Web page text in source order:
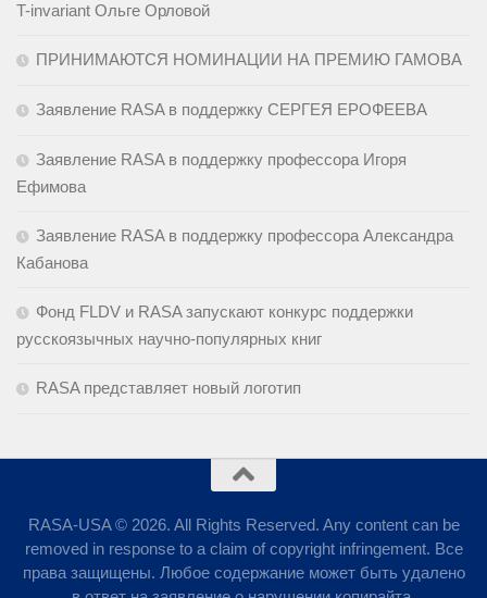
T-invariant Ольге Орловой
ПРИНИМАЮТСЯ НОМИНАЦИИ НА ПРЕМИЮ ГАМОВА
Заявление RASA в поддержку СЕРГЕЯ ЕРОФЕЕВА
Заявление RASA в поддержку профессора Игоря
Ефимова
Заявление RASA в поддержку профессора Александра
Кабанова
Фонд FLDV и RASA запускают конкурс поддержки
русскоязычных научно-популярных книг
RASA представляет новый логотип
RASA-USA © 2026. All Rights Reserved. Any content can be
removed in response to a claim of copyright infringement. Все
права защищены. Любое содержание может быть удалено